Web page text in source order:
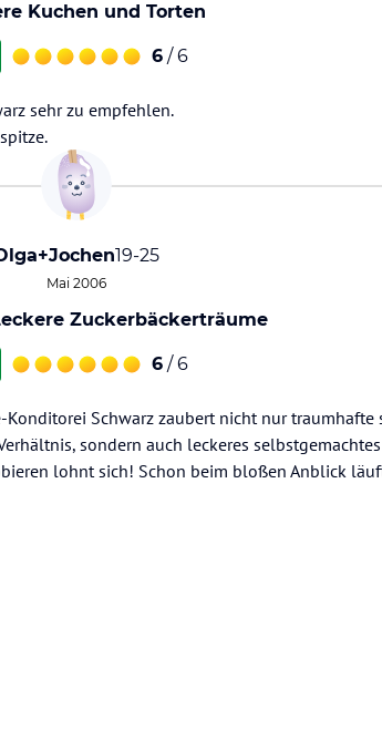
Kuchen und Torten
6 / 6
sehr zu empfehlen.
19-25
Mai 2006
Zuckerbäckerträume
6 / 6
Schwarz zaubert nicht nur traumhafte
sondern auch leckeres
lohnt sich! Schon beim bloßen Anblick